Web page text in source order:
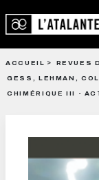
ACCUEIL
REVUES
GESS, LEHMAN,
CHIMÉRIQUE III -